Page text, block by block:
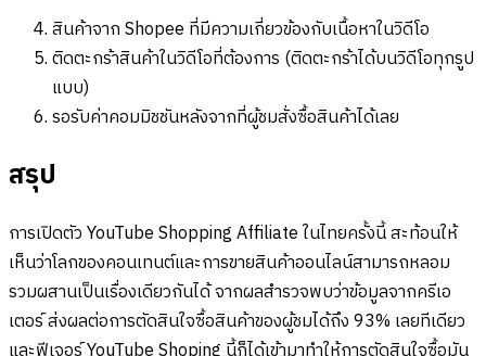
สินค้าจาก Shopee ที่มีความเกี่ยวข้องกับเนื้อหาในวิดีโอ
ติดตะกร้าสินค้าในวิดีโอที่ต้องการ (ติดตะกร้าได้บนวิดีโอทุกรูป
แบบ)
รอรับค่าคอมมิชชันหลังจากที่ผู้ชมสั่งซื้อสินค้าได้เลย
สรุป
การเปิดตัว YouTube Shopping Affiliate ในไทยครั้งนี้ สะท้อนให้
เห็นว่าโลกของคอนเทนต์และการขายสินค้าออนไลน์สามารถหลอม
รวมผสานเป็นเรื่องเดียวกันได้ จากผลสำรวจพบว่าข้อมูลจากครีเอ
เตอร์ ส่งผลต่อการตัดสินใจซื้อสินค้าของผู้ชมได้ถึง 93% เลยทีเดียว